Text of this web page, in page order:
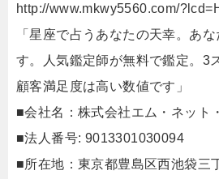
http://www.mkwy5560.com/
「星座で占うあなたの天幸。あ
す。人気鑑定師が無料で鑑定。3
顧客満足度は高い数値です」
■会社名：株式会社エム・ネット
■法人番号: 9013301030094
■所在地：東京都豊島区西池袋三